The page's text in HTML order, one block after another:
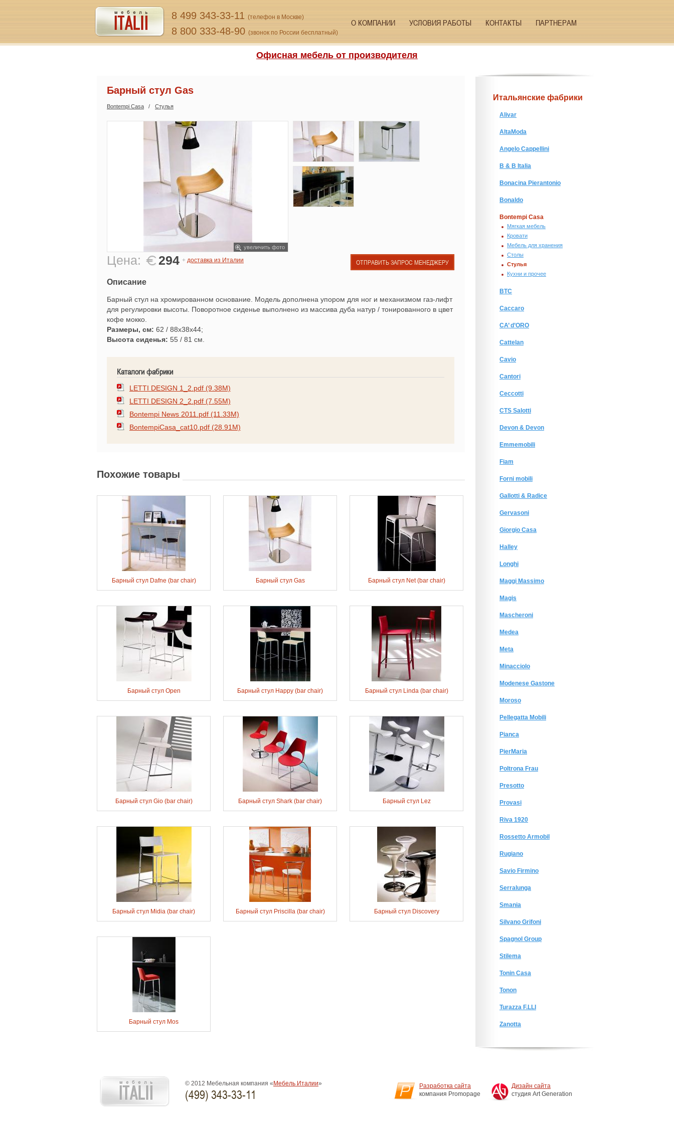
8 499 343-33-11 (телефон в Москве)
8 800 333-48-90 (звонок по России бесплатный)
О КОМПАНИИ УСЛОВИЯ РАБОТЫ КОНТАКТЫ ПАРТНЕРАМ
Офисная мебель от производителя
Барный стул Gas
Bontempi Casa Стулья
увеличить фото
Цена: 294 + доставка из Италии ОТПРАВИТЬ ЗАПРОС МЕНЕДЖЕРУ
Описание
Барный стул на хромированном основание. Модель дополнена упором для ног и механизмом газ-лифт
для регулировки высоты. Поворотное сиденье выполнено из массива дуба натур / тонированного в цвет
кофе мокко.
Размеры, см: 62 / 88x38x44;
Высота сиденья: 55 / 81 см.
Каталоги фабрики
LETTI DESIGN 1_2.pdf (9.38M)
LETTI DESIGN 2_2.pdf (7.55M)
Bontempi News 2011.pdf (11.33M)
BontempiCasa_cat10.pdf (28.91M)
Похожие товары
Барный стул Dafne (bar chair) Барный стул Gas Барный стул Net (bar chair)
Барный стул Open Барный стул Happy (bar chair) Барный стул Linda (bar chair)
Барный стул Gio (bar chair) Барный стул Shark (bar chair) Барный стул Lez
Барный стул Midia (bar chair) Барный стул Priscilla (bar chair) Барный стул Discovery
Барный стул Mos
Итальянские фабрики
Alivar
AltaModa
Angelo Cappellini
B & B Italia
Bonacina Pierantonio
Bonaldo
Bontempi Casa
Мягкая мебель
Кровати
Мебель для хранения
Столы
Стулья
Кухни и прочее
BTC
Caccaro
CA’ d’ORO
Cattelan
Cavio
Cantori
Ceccotti
CTS Salotti
Devon & Devon
Emmemobili
Fiam
Forni mobili
Gallotti & Radice
Gervasoni
Giorgio Сasa
Halley
Longhi
Maggi Massimo
Magis
Mascheroni
Medea
Meta
Minacciolo
Modenese Gastone
Moroso
Pellegatta Mobili
Pianca
PierMaria
Poltrona Frau
Presotto
Provasi
Riva 1920
Rossetto Armobil
Rugiano
Savio Firmino
Serralunga
Smania
Silvano Grifoni
Spagnol Group
Stilema
Tonin Casa
Tonon
Turazza F.LLI
Zanotta
© 2012 Мебельная компания « Мебель Италии»
(499) 343-33-11
Дизайн сайта
студия Art Generation
Разработка сайта
компания Promopage